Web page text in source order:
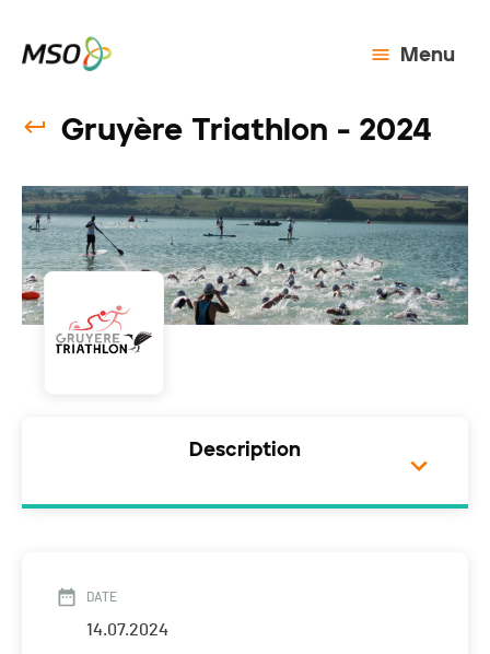
Menu
Gruyère Triathlon - 2024
Description
DATE
14.07.2024